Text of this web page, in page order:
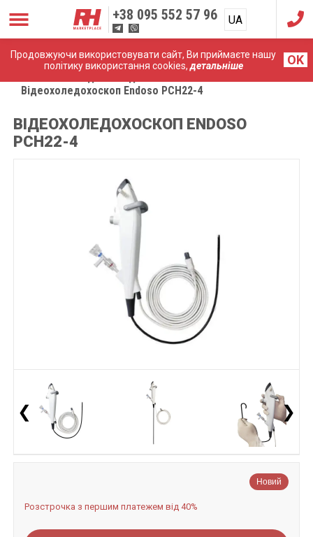
Продовжуючи використовувати сайт, Ви приймаєте нашу
політику використання cookies,детальніше OK
+38 095 552 57 96 UA
RU
Відеохоледохоскоп Endoso PCH22-4
ВІДЕОХОЛЕДОХОСКОП ENDOSO
PCH22-4
❮ ❯
Новий
Розстрочка з першим платежем від 40%